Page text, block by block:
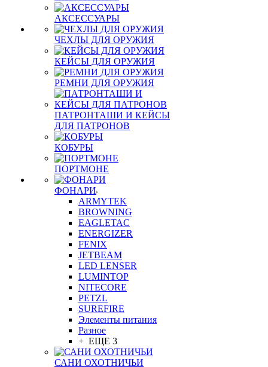
АКСЕССУАРЫ
ЧЕХЛЫ ДЛЯ ОРУЖИЯ
КЕЙСЫ ДЛЯ ОРУЖИЯ
РЕМНИ ДЛЯ ОРУЖИЯ
ПАТРОНТАШИ И КЕЙСЫ
ДЛЯ ПАТРОНОВ
КОБУРЫ
ПОРТМОНЕ
ФОНАРИ
ARMYTEK
BROWNING
EAGLETAC
ENERGIZER
FENIX
JETBEAM
LED LENSER
LUMINTOP
NITECORE
PETZL
SUREFIRE
Элементы питания
Разное
+ ЕЩЕ 3
САНИ ОХОТНИЧЬИ